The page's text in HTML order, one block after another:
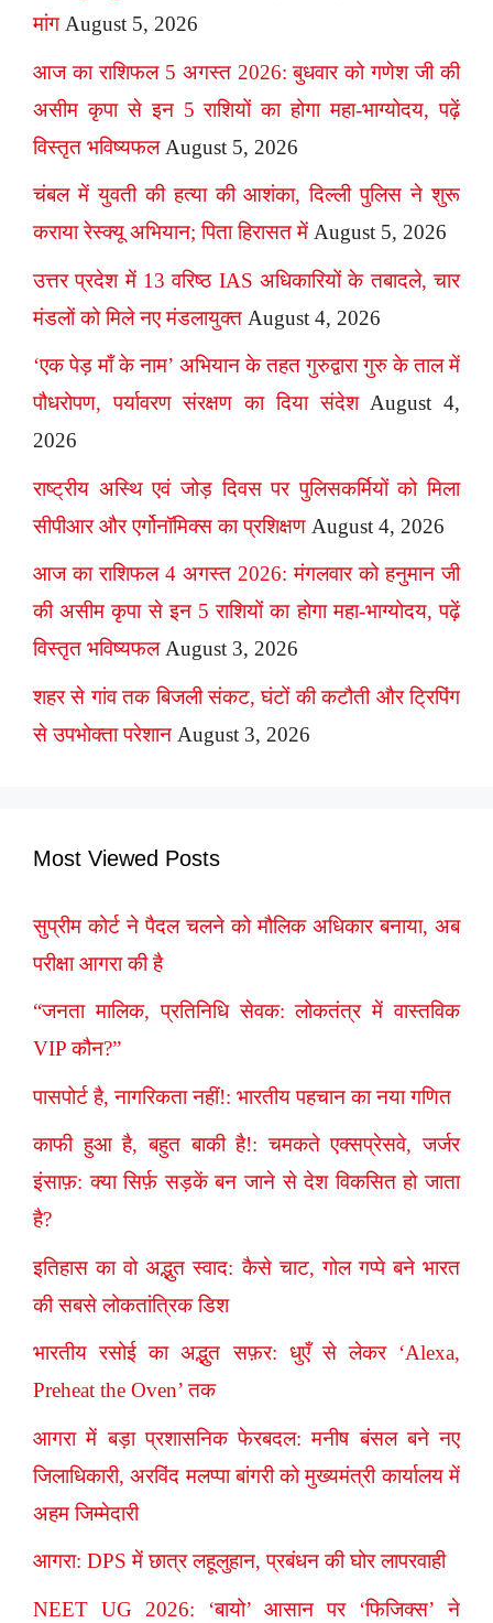
मांग August 5, 2026
आज का राशिफल 5 अगस्त 2026: बुधवार को गणेश जी की
असीम कृपा से इन 5 राशियों का होगा महा-भाग्योदय, पढ़ें
विस्तृत भविष्यफल August 5, 2026
चंबल में युवती की हत्या की आशंका, दिल्ली पुलिस ने शुरू
कराया रेस्क्यू अभियान; पिता हिरासत में August 5, 2026
उत्तर प्रदेश में 13 वरिष्ठ IAS अधिकारियों के तबादले, चार
मंडलों को मिले नए मंडलायुक्त August 4, 2026
‘एक पेड़ माँ के नाम’ अभियान के तहत गुरुद्वारा गुरु के ताल में
पौधरोपण, पर्यावरण संरक्षण का दिया संदेश August 4,
2026
राष्ट्रीय अस्थि एवं जोड़ दिवस पर पुलिसकर्मियों को मिला
सीपीआर और एर्गोनॉमिक्स का प्रशिक्षण August 4, 2026
आज का राशिफल 4 अगस्त 2026: मंगलवार को हनुमान जी
की असीम कृपा से इन 5 राशियों का होगा महा-भाग्योदय, पढ़ें
विस्तृत भविष्यफल August 3, 2026
शहर से गांव तक बिजली संकट, घंटों की कटौती और ट्रिपिंग
से उपभोक्ता परेशान August 3, 2026
Most Viewed Posts
सुप्रीम कोर्ट ने पैदल चलने को मौलिक अधिकार बनाया, अब
परीक्षा आगरा की है
“जनता मालिक, प्रतिनिधि सेवक: लोकतंत्र में वास्तविक
VIP कौन?”
पासपोर्ट है, नागरिकता नहीं!: भारतीय पहचान का नया गणित
काफी हुआ है, बहुत बाकी है!: चमकते एक्सप्रेसवे, जर्जर
इंसाफ़: क्या सिर्फ़ सड़कें बन जाने से देश विकसित हो जाता
है?
इतिहास का वो अद्भुत स्वाद: कैसे चाट, गोल गप्पे बने भारत
की सबसे लोकतांत्रिक डिश
भारतीय रसोई का अद्भुत सफ़र: धुएँ से लेकर ‘Alexa,
Preheat the Oven’ तक
आगरा में बड़ा प्रशासनिक फेरबदल: मनीष बंसल बने नए
जिलाधिकारी, अरविंद मलप्पा बांगरी को मुख्यमंत्री कार्यालय में
अहम जिम्मेदारी
आगरा: DPS में छात्र लहूलुहान, प्रबंधन की घोर लापरवाही
NEET UG 2026: ‘बायो’ आसान पर ‘फिजिक्स’ ने